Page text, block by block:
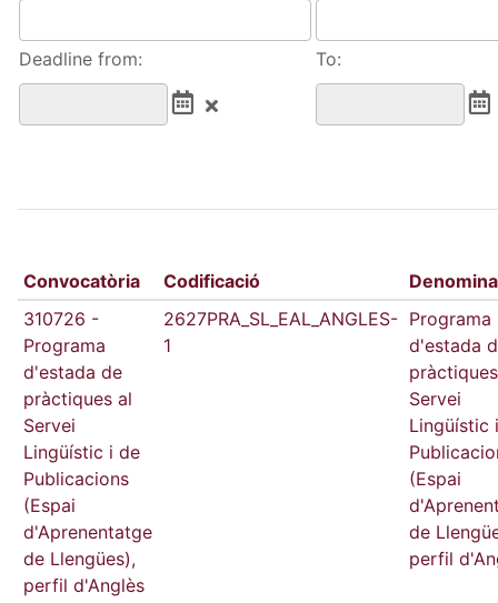
Deadline from: To:
Convocatòria Codificació
310726 -
Programa
d'estada de
pràctiques al
Servei
Lingüístic i de
Publicacions
(Espai
d'Aprenentatge
de Llengües),
perfil d'Anglès
2627PRA_SL_EAL_ANGLES-
1
Programa
d'estada
Servei
Lingüístic
(Espai
de
perfil